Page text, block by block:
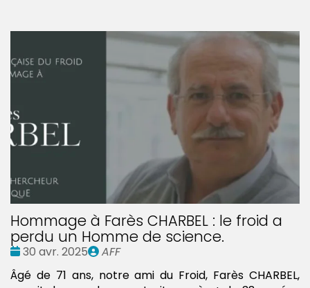
Hommage à Farès CHARBEL : le froid a
perdu un Homme de science.
Date
30 avr. 2025
Publié
AFF
Âgé de 71 ans, notre ami du Froid, Farès CHARBEL,